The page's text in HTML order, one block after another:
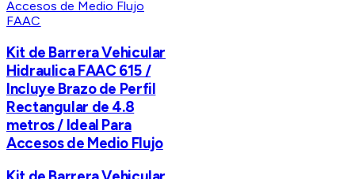
FAAC
Kit de Barrera Vehicular
Hidraulica FAAC 615 /
Incluye Brazo de Perfil
Rectangular de 4.8
metros / Ideal Para
Accesos de Medio Flujo